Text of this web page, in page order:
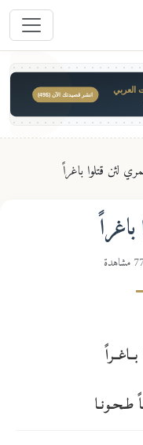
انشر قصيدتك الآن ($49)
لئن قتلوا باغراً